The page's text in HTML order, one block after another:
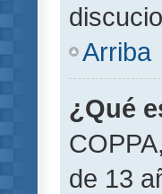
Arriba
¿Qué
de 13